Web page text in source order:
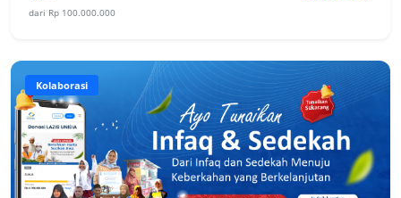
dari Rp 100.000.000
Kolaborasi